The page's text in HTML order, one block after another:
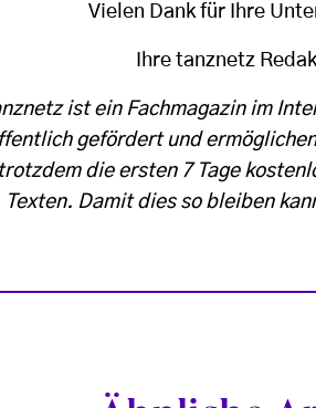
Vielen Dank für Ihre
Ihre tanznetz
ist ein Fachmagazin im
gefördert und
die ersten 7 Tage
Texten. Damit dies so bleiben